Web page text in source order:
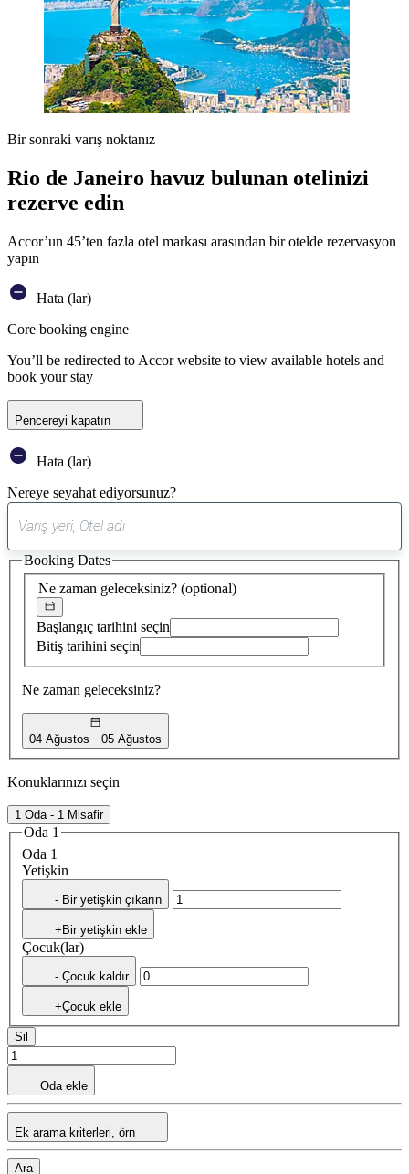
Bir sonraki varış noktanız
Rio de Janeiro havuz bulunan otelinizi
rezerve edin
Accor’un 45’ten fazla otel markası arasından bir otelde rezervasyon
yapın
Hata (lar)
Core booking engine
You’ll be redirected to Accor website to view available hotels and
book your stay
Pencereyi kapatın
Hata (lar)
Nereye seyahat ediyorsunuz?
öneri
bulundu
Ne zaman geleceksiniz? (optional)
Başlangıç tarihini seçin
Bitiş tarihini seçin
Ne zaman geleceksiniz?
04 Ağustos 05 Ağustos
Booking Dates
Konuklarınızı seçin
1 Oda - 1 Misafir
Oda 1
Oda 1
Yetişkin
- Bir yetişkin çıkarın
+Bir yetişkin ekle
Çocuk(lar)
- Çocuk kaldır
+Çocuk ekle
Sil
Oda ekle
Ek arama kriterleri, örn
Ara